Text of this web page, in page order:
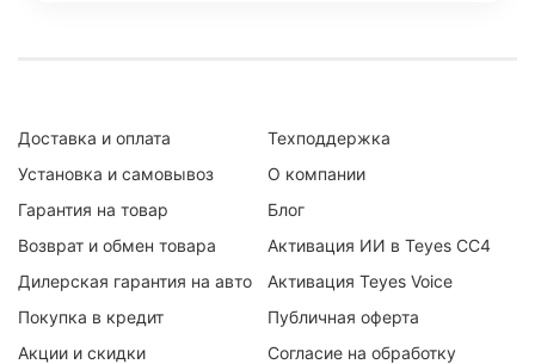
Доставка и оплата
Установка и самовывоз
Гарантия на товар
Возврат и обмен товара
Дилерская гарантия на авто
Покупка в кредит
Акции и скидки
Техподдержка
О компании
Блог
Активация ИИ в Teyes CC4
Активация Teyes Voice
Публичная оферта
Согласие на обработку